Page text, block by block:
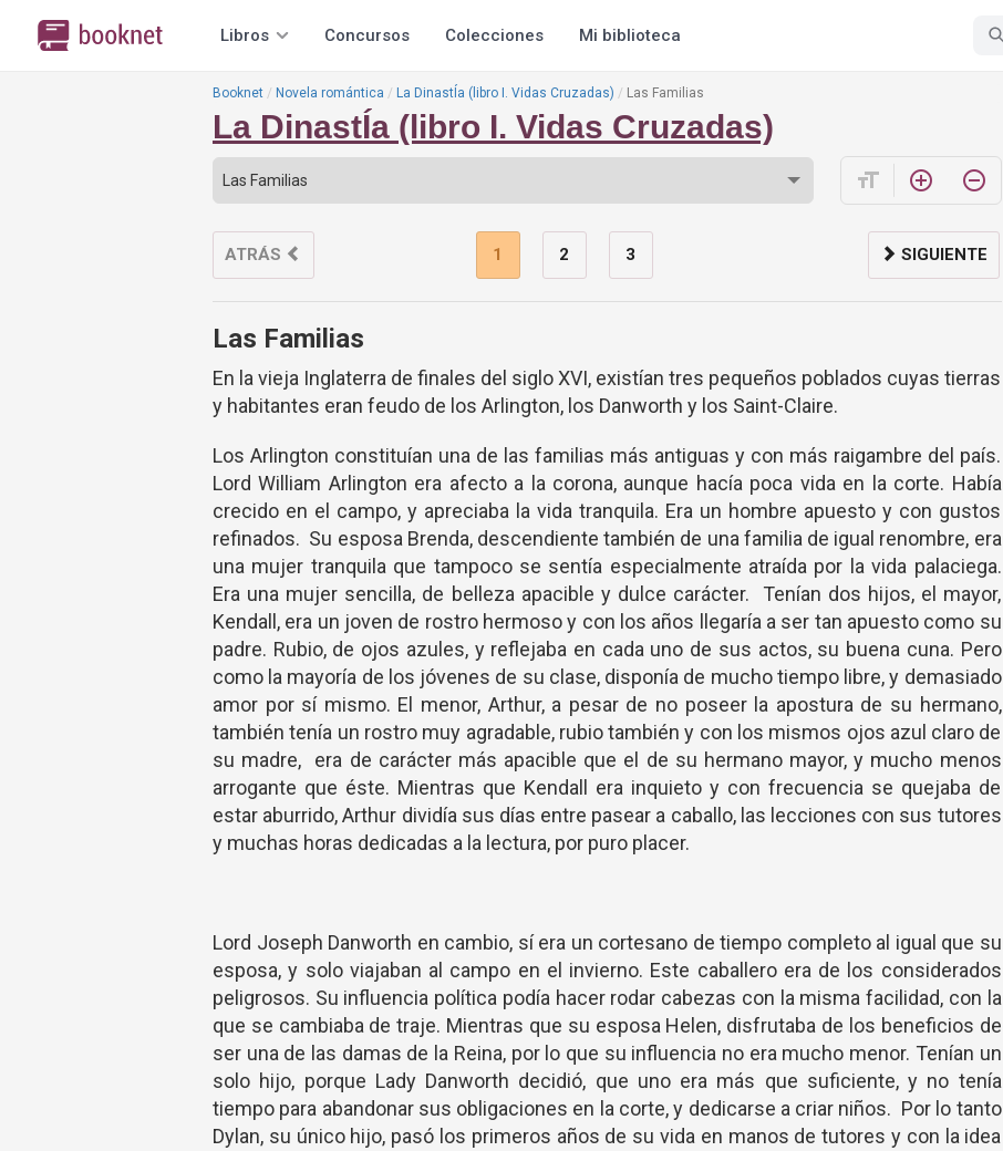
Libros Concursos Colecciones Mi biblioteca
Booknet Novela romántica La DinastÍa (libro I. Vidas Cruzadas) Las Familias
La DinastÍa (libro I. Vidas Cruzadas)
format_size add_circle_outline remove_circle_outline
ATRÁS 1 2 3 SIGUIENTE
Las Familias
En la vieja Inglaterra de finales del siglo XVI, existían tres pequeños poblados cuyas tierras
y habitantes eran feudo de los Arlington, los Danworth y los Saint-Claire.
Los Arlington constituían una de las familias más antiguas y con más raigambre del país.
Lord William Arlington era afecto a la corona, aunque hacía poca vida en la corte. Había
crecido en el campo, y apreciaba la vida tranquila. Era un hombre apuesto y con gustos
refinados. Su esposa Brenda, descendiente también de una familia de igual renombre, era
una mujer tranquila que tampoco se sentía especialmente atraída por la vida palaciega.
Era una mujer sencilla, de belleza apacible y dulce carácter. Tenían dos hijos, el mayor,
Kendall, era un joven de rostro hermoso y con los años llegaría a ser tan apuesto como su
padre. Rubio, de ojos azules, y reflejaba en cada uno de sus actos, su buena cuna. Pero
como la mayoría de los jóvenes de su clase, disponía de mucho tiempo libre, y demasiado
amor por sí mismo. El menor, Arthur, a pesar de no poseer la apostura de su hermano,
también tenía un rostro muy agradable, rubio también y con los mismos ojos azul claro de
su madre, era de carácter más apacible que el de su hermano mayor, y mucho menos
arrogante que éste. Mientras que Kendall era inquieto y con frecuencia se quejaba de
estar aburrido, Arthur dividía sus días entre pasear a caballo, las lecciones con sus tutores
y muchas horas dedicadas a la lectura, por puro placer.
Lord Joseph Danworth en cambio, sí era un cortesano de tiempo completo al igual que su
esposa, y solo viajaban al campo en el invierno. Este caballero era de los considerados
peligrosos. Su influencia política podía hacer rodar cabezas con la misma facilidad, con la
que se cambiaba de traje. Mientras que su esposa Helen, disfrutaba de los beneficios de
ser una de las damas de la Reina, por lo que su influencia no era mucho menor. Tenían un
solo hijo, porque Lady Danworth decidió, que uno era más que suficiente, y no tenía
tiempo para abandonar sus obligaciones en la corte, y dedicarse a criar niños. Por lo tanto
Dylan, su único hijo, pasó los primeros años de su vida en manos de tutores y con la idea